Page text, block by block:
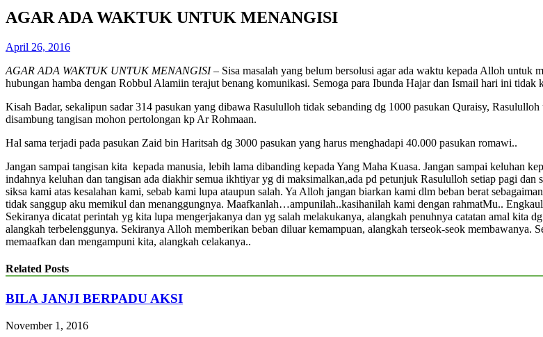
AGAR ADA WAKTUK UNTUK MENANGISI
April 26, 2016
AGAR ADA WAKTUK UNTUK MENANGISI– Sisa masalah yang belum bersolusi agar ada waktu kepada Alloh untuk
hubungan hamba dengan Robbul Alamiin terajut benang komunikasi. Semoga para Ibunda Hajar dan Ismail hari ini tidak
Kisah Badar, sekalipun sadar 314 pasukan yang dibawa Rasululloh tidak sebanding dg 1000 pasukan Quraisy,
disambung tangisan mohon pertolongan kp Ar Rohmaan.
Hal sama terjadi pada pasukan Zaid bin Haritsah dg 3000 pasukan yang harus menghadapi 40.000 pasukan romawi..
Jangan sampai tangisan kita kepada manusia, lebih lama dibanding kepada Yang Maha Kuasa. Jangan sampai keluhan
indahnya keluhan dan tangisan ada diakhir semua ikhtiyar yg di maksimalkan,ada pd petunjuk Rasululloh setiap pagi
siksa kami atas kesalahan kami, sebab kami lupa ataupun salah. Ya Alloh jangan biarkan kami dlm beban berat
tidak sanggup aku memikul dan menanggungnya. Maafkanlah…ampunilah..kasihanilah kami dengan
Sekiranya dicatat perintah yg kita lupa mengerjakanya dan yg salah melakukanya, alangkah penuhnya catatan amal kita
alangkah terbelenggunya. Sekiranya Alloh memberikan beban diluar kemampuan, alangkah terseok-seok
memaafkan dan mengampuni kita, alangkah celakanya..
Related Posts
BILA JANJI BERPADU AKSI
November 1, 2016